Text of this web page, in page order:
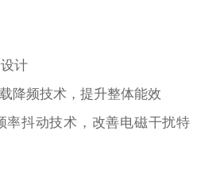
计
降频技术，提升整体能效
率抖动技术，改善电磁干扰特